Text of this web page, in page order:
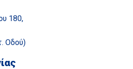
180,
Οδού)